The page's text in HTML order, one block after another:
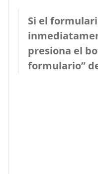
Si el
presiona el
formulario”